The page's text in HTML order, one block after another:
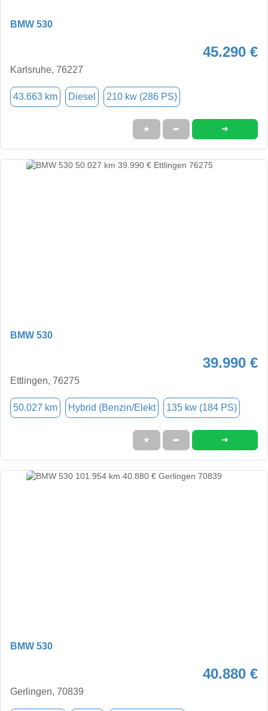
BMW 530
45.290 €
Karlsruhe, 76227
43.663 km Diesel 210 kw (286 PS)
★ ➦ ➜
BMW 530
39.990 €
Ettlingen, 76275
50.027 km Hybrid (Benzin/Elekt 135 kw (184 PS)
★ ➦ ➜
BMW 530
40.880 €
Gerlingen, 70839